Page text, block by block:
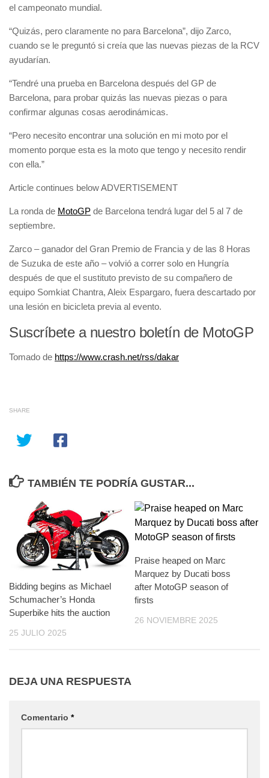
el campeonato mundial.
“Quizás, pero claramente no para Barcelona”, dijo Zarco,
cuando se le preguntó si creía que las nuevas piezas de la RCV
ayudarían.
“Tendré una prueba en Barcelona después del GP de
Barcelona, para probar quizás las nuevas piezas o para
confirmar algunas cosas aerodinámicas.
“Pero necesito encontrar una solución en mi moto por el
momento porque esta es la moto que tengo y necesito rendir
con ella.”
Article continues belowADVERTISEMENT
La ronda de MotoGP de Barcelona tendrá lugar del 5 al 7 de
septiembre.
Zarco – ganador del Gran Premio de Francia y de las 8 Horas
de Suzuka de este año – volvió a correr solo en Hungría
después de que el sustituto previsto de su compañero de
equipo Somkiat Chantra, Aleix Espargaro, fuera descartado por
una lesión en bicicleta previa al evento.
Suscríbete a nuestro boletín de MotoGP
Tomado de https://www.crash.net/rss/dakar
SHARE
TAMBIÉN TE PODRÍA GUSTAR...
Bidding begins as Michael
Schumacher’s Honda
Superbike hits the auction
25 JULIO 2025
Praise heaped on Marc
Marquez by Ducati boss
after MotoGP season of
firsts
26 NOVIEMBRE 2025
DEJA UNA RESPUESTA
Comentario *